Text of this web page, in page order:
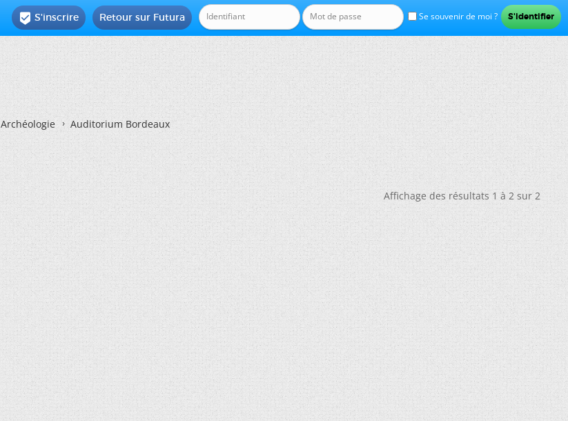
Se souvenir de moi ?
Retour sur Futura
 S'inscrire
Archéologie Auditorium Bordeaux
Affichage des résultats 1 à 2 sur 2